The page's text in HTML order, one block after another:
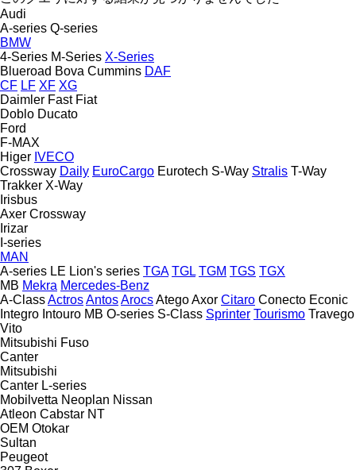
Audi
A-series Q-series
BMW
4-Series M-Series X-Series
Blueroad Bova Cummins DAF
CF LF XF XG
Daimler Fast Fiat
Doblo Ducato
Ford
F-MAX
Higer IVECO
Crossway Daily EuroCargo Eurotech S-Way Stralis T-Way
Trakker X-Way
Irisbus
Axer Crossway
Irizar
I-series
MAN
A-series LE Lion's series TGA TGL TGM TGS TGX
MB Mekra Mercedes-Benz
A-ClassActrosAntosArocsAtegoAxor Citaro Conecto Econic
Integro Intouro MB O-series S-Class Sprinter Tourismo Travego
Vito
Mitsubishi Fuso
Canter
Mitsubishi
Canter L-series
Mobilvetta Neoplan Nissan
Atleon Cabstar NT
OEM Otokar
Sultan
Peugeot